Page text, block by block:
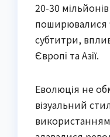
20-30
поширювалися
субтитри,
Європі та Азії.
Еволюція не
візуальний
використанням